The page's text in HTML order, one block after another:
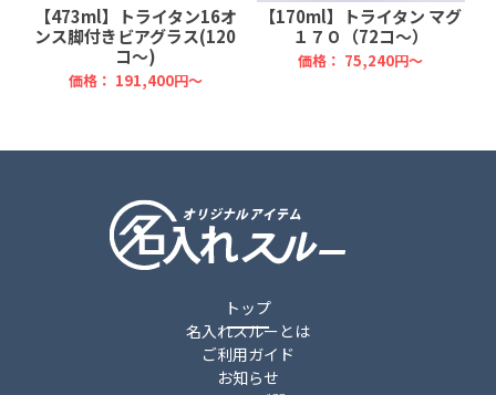
【473ml】トライタン16オ
ンス脚付きビアグラス(120
コ～)
価格： 191,400円～
【170ml】トライタン マグ
１７０（72コ～）
価格： 75,240円～
トップ
名入れスルーとは
ご利用ガイド
お知らせ